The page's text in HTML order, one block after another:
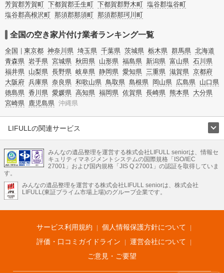
芳賀郡芳賀町 下都賀郡壬生町 下都賀郡野木町 塩谷郡塩谷町
塩谷郡高根沢町 那須郡那須町 那須郡那珂川町
全国の空き家片付け業者ランキング一覧
全国 東京都 神奈川県 埼玉県 千葉県 茨城県 栃木県 群馬県 北海道
青森県 岩手県 宮城県 秋田県 山形県 福島県 新潟県 富山県 石川県
福井県 山梨県 長野県 岐阜県 静岡県 愛知県 三重県 滋賀県 京都府
大阪府 兵庫県 奈良県 和歌山県 鳥取県 島根県 岡山県 広島県 山口県
徳島県 香川県 愛媛県 高知県 福岡県 佐賀県 長崎県 熊本県 大分県
宮崎県 鹿児島県 沖縄県
LIFULLの関連サービス
不動産・住宅
引越し 老人ホーム 地方創生 ママの就労支援
不動産クラウドファンディング 遺品整理 老後の暮らし情報
LIFULL HOME'Sのサービス
不動産・住宅
不動産査定 マンション専門売却査定 不動産投資 アドバイザー
不動産アーカイブ
空き家バンク 家賃相場 不動産会社
まちむすび
不動産用語集 住まいのお役立ち情報
LIFULL HOME'S PRESS
アプリ 不動産データ 不動産転職
みんなの遺品整理を運営する株式会社LIFULL seniorは、情報セ
キュリティマネジメントシステムの国際規格「ISO/IEC
27001」および国内規格「JIS Q 27001」の認証を取得していま
す。
みんなの遺品整理を運営する株式会社LIFULL seniorは、株式会社
LIFULL(東証プライム市場上場)のグループ企業です。
サービス利用規約
個人情報保護方針について
評価・口コミガイドライン
運営会社について
ご意見・ご要望